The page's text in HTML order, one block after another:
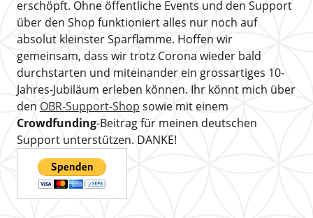
erschöpft. Ohne öffentliche Events und den Support
über den Shop funktioniert alles nur noch auf
absolut kleinster Sparflamme. Hoffen wir
gemeinsam, dass wir trotz Corona wieder bald
durchstarten und miteinander ein grossartiges 10-
Jahres-Jubiläum erleben können. Ihr könnt mich über
den OBR-Support-Shop sowie mit einem
Crowdfunding-Beitrag für meinen deutschen
Support unterstützen. DANKE!